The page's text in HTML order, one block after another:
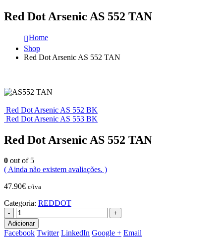
Red Dot Arsenic AS 552 TAN
Home
Shop
Red Dot Arsenic AS 552 TAN
Red Dot Arsenic AS 552 BK
Red Dot Arsenic AS 553 BK
Red Dot Arsenic AS 552 TAN
0 out of 5
( Ainda não existem avaliações. )
47.90€ c/iva
Categoria: REDDOT
-
+
Adicionar
Facebook Twitter LinkedIn Google + Email